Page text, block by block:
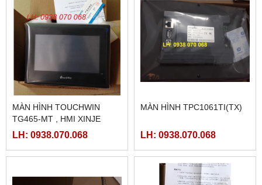
MÀN HÌNH TOUCHWIN
TG465-MT , HMI XINJE
TG465-MT
LH: 0938.070.068
MÀN HÌNH TPC1061TI(TX)
LH: 0938.070.068